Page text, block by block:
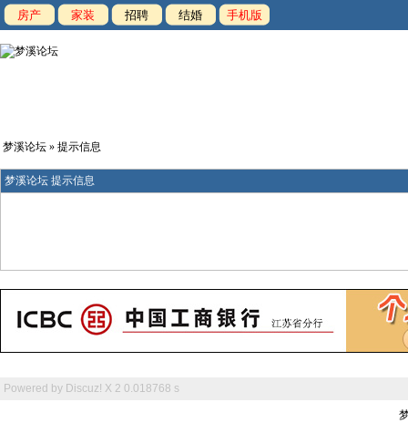
房产 家装 招聘 结婚 手机版
梦溪论坛 » 提示信息
梦溪论坛 提示信息
Powered by Discuz! X 2 0.018768 s